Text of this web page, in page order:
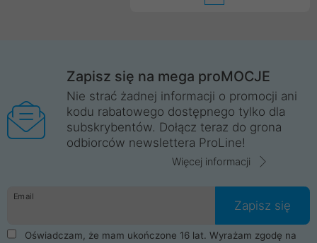
Zapisz się na mega proMOCJE
Nie strać żadnej informacji o promocji ani
kodu rabatowego dostępnego tylko dla
subskrybentów. Dołącz teraz do grona
odbiorców newslettera ProLine!
Więcej informacji
Email
Zapisz się
Oświadczam, że mam ukończone 16 lat. Wyrażam zgodę na